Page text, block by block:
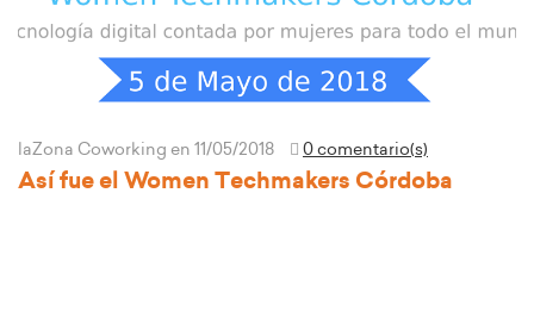
laZona Coworking en 11/05/2018 0 comentario(s)
Así fue el Women Techmakers Córdoba